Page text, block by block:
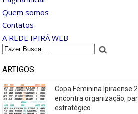
Quem somos
Contatos
A REDE IPIRÁ WEB
ARTIGOS
Copa Feminina Ipiraense
encontra organização,
estratégico